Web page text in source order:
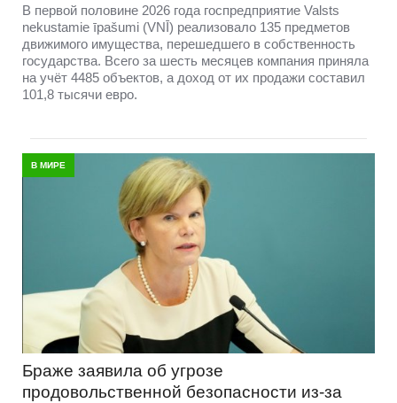
В первой половине 2026 года госпредприятие Valsts
nekustamie īpašumi (VNĪ) реализовало 135 предметов
движимого имущества, перешедшего в собственность
государства. Всего за шесть месяцев компания приняла
на учёт 4485 объектов, а доход от их продажи составил
101,8 тысячи евро.
В МИРЕ
Браже заявила об угрозе
продовольственной безопасности из-за